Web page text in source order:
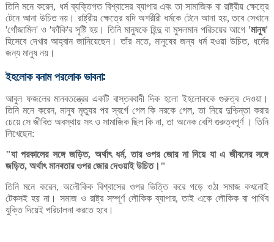
তিনি মনে করেন, ধর্ম ব্যক্তিগত বিশ্বাসের ব্যাপার এবং তা সামাজিক বা রাষ্ট্রীয় ক্ষেত্রে
টেনে আনা উচিত নয়। রাষ্ট্রীয় ক্ষেত্রে যদি অশরীরী ধর্মকে টেনে আনা হয়,তবে সেখানে
'গোঁজামিল' ও 'ফাঁকি'র সৃষ্টি হয়। তিনি মানুষকে হিন্দু বা মুসলমান পরিচয়ের আগে 'মানুষ'
হিসেবে দেখার আহ্বান জানিয়েছেন। তাঁর মতে, মানুষের জন্য ধর্ম হওয়া উচিত, ধর্মের
জন্য মানুষ নয়।
ইহলোকবনামপরলোকভাবনা:
আবুল ফজলের মানবতন্ত্রের একটি বাস্তববাদী দিক হলো ইহলোককে গুরুত্ব দেওয়া।
তিনি মনে করেন,মানুষ মৃত্যুর পর স্বর্গে গেল কি নরকে গেল,তা নিয়ে দুশ্চিন্তা করার
চেয়ে সে জীবিত অবস্থায় সৎ ও সামাজিক ছিল কি না,তা অনেক বেশি গুরুত্বপূর্ণ । তিনি
লিখেছেন:
"যা পরকালের সঙ্গে জড়িত, অর্থাৎ ধর্ম,তার ওপর জোর না দিয়ে যা এ জীবনের সঙ্গে
জড়িত, অর্থাৎ মানবতার ওপর জোর দেওয়াই উচিত। "
তিনি মনে করেন,অলৌকিক বিশ্বাসের ওপর ভিত্তি করে গড়ে ওঠা সমাজ কখনোই
টেকসই হয় না। সমাজ ও রাষ্ট্র সম্পূর্ণ লৌকিক ব্যাপার,তাই একে লৌকিক বা পার্থিব
যুক্তি দিয়েই পরিচালনা করতে হবে।